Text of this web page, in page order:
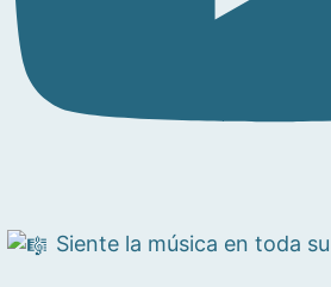
Siente la música en toda